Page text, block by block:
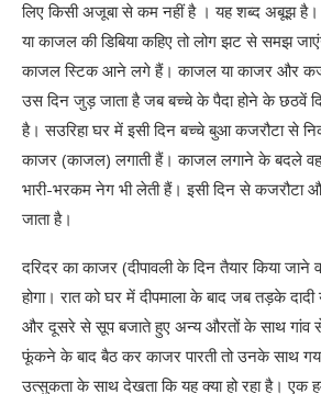
लिए किसी अजूबा से कम नहीं है । यह शब्द अबूझ
या काजल की डिबिया कहिए तो लोग झट से समझ
काजल स्टिक आने लगे हैं। काजल या काजर और
उस दिन जुड़ जाता है जब बच्चे के पैदा होने के छठवें
है। सउरिहा घर में इसी दिन बच्चे बुआ कजरौटा से
काजर (काजल) लगाती हैं। काजल लगाने के बदले वह
भारी-भरकम नेग भी लेती हैं। इसी दिन से कजरौटा
जाता है।
दरिदर का काजर (दीपावली के दिन तैयार किया जाने
होगा। रात को घर में दीपमाला के बाद जब तड़के दादी
और दूसरे से सूप बजाते हुए अन्य औरतों के साथ गांव से
फूंकने के बाद बैठ कर काजर पारती तो उनके साथ
उत्सुकता के साथ देखता कि यह क्या हो रहा है। एक